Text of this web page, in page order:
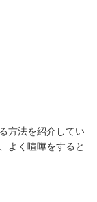
方法を紹介してい
よく喧嘩をすると